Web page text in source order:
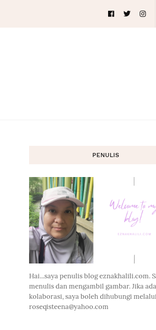
PENULIS
Hai...saya penulis blog eznakhalili.com.
menulis dan mengambil gambar. Jika ada
kolaborasi, saya boleh dihubungi
roseqisteena@yahoo.com